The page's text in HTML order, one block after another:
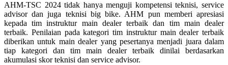
AHM-TSC 2024 tidak hanya menguji kompetensi teknisi, service
advisor dan juga teknisi big bike. AHM pun memberi apresiasi
kepada tim instruktur main dealer terbaik dan tim main dealer
terbaik. Penilaian pada kategori tim instruktur main dealer terbaik
diberikan untuk main dealer yang pesertanya menjadi juara dalam
tiap kategori dan tim main dealer terbaik dinilai berdasarkan
akumulasi skor teknisi dan service advisor.